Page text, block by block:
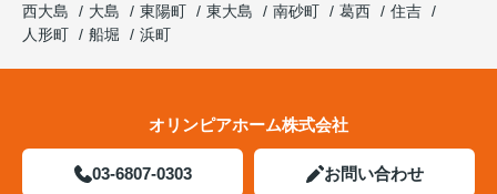
西大島
大島 東陽町 東大島 南砂町 葛西
住吉
人形町
船堀 浜町
オリンピアホーム株式会社
03-6807-0303 お問い合わせ